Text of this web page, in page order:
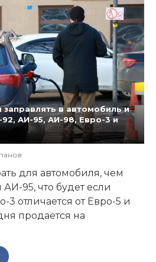
в автомобиль и
АИ-95, АИ-98, Евро-3 и
для автомобиля, чем
95, что будет если
3 отличается от Евро-5 и
продается на